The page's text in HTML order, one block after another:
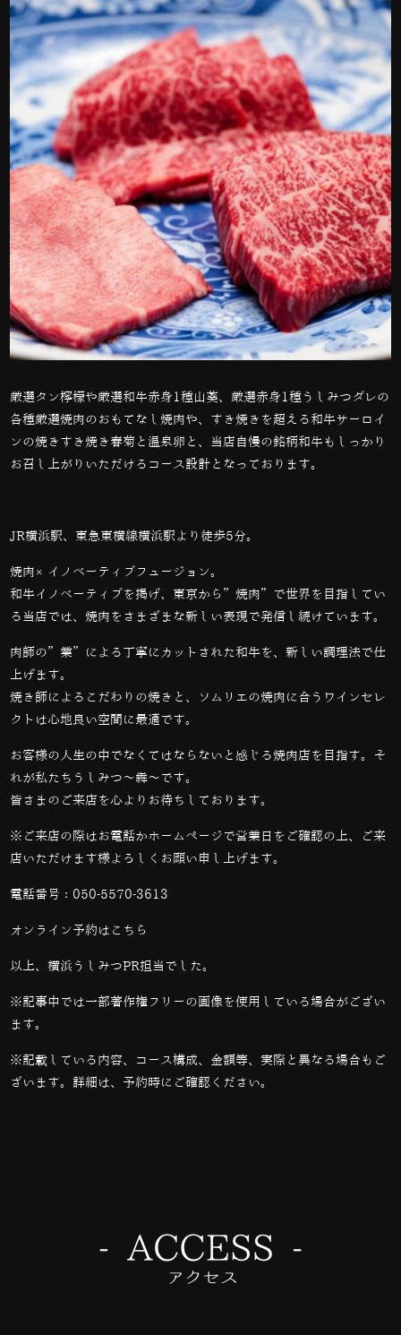
厳選タン檸檬や厳選和牛赤身1種山葵、厳選赤身1種うしみつダレの
各種厳選焼肉のおもてなし焼肉や、すき焼きを超える和牛サーロイ
ンの焼きすき焼き春菊と温泉卵と、当店自慢の銘柄和牛もしっかり
お召し上がりいただけるコース設計となっております。
JR横浜駅、東急東横線横浜駅より徒歩5分。
焼肉×イノベーティブフュージョン。
和牛イノベーティブを掲げ、東京から”焼肉”で世界を目指してい
る当店では、焼肉をさまざまな新しい表現で発信し続けています。
肉師の”業”による丁寧にカットされた和牛を、新しい調理法で仕
上げます。
焼き師によるこだわりの焼きと、ソムリエの焼肉に合うワインセレ
クトは心地良い空間に最適です。
お客様の人生の中でなくてはならないと感じる焼肉店を目指す。そ
れが私たちうしみつ～犇～です。
皆さまのご来店を心よりお待ちしております。
※ご来店の際はお電話かホームページで営業日をご確認の上、ご来
店いただけます様よろしくお願い申し上げます。
電話番号： 050-5570-3613
オンライン予約は こちら
以上、横浜うしみつPR担当でした。
※記事中では一部著作権フリーの画像を使用している場合がござい
ます。
※記載している内容、コース構成、金額等、実際と異なる場合もご
ざいます。詳細は、予約時にご確認ください。